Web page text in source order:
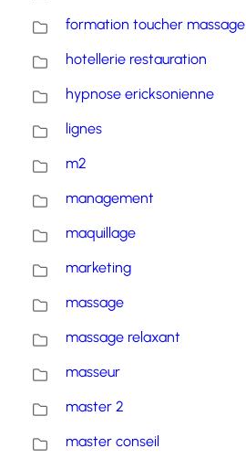
formation toucher massage
hotellerie restauration
hypnose ericksonienne
lignes
m2
management
maquillage
marketing
massage
massage relaxant
masseur
master 2
master conseil